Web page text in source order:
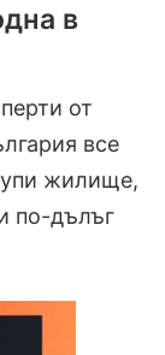
в
от
все
жилище,
по-дълъг